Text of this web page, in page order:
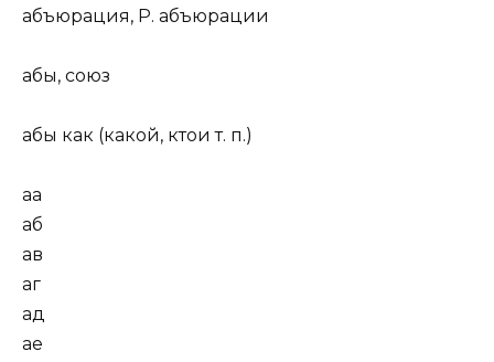
абъюрация, Р. абъюрации
абы, союз
абы как (какой, ктои т. п.)
аа
аб
ав
аг
ад
ае